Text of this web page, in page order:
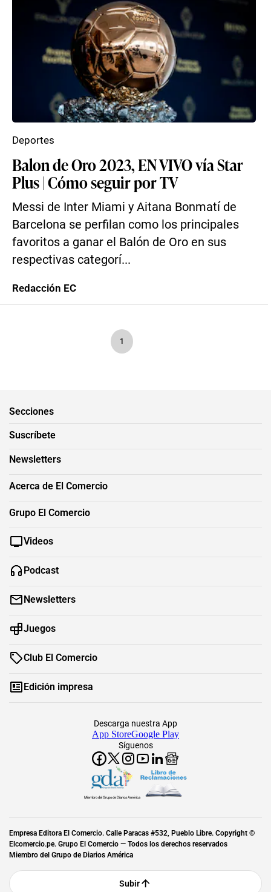
Balon de Oro 2023, EN VIVO vía Star
Plus | Cómo seguir por TV
Messi de Inter Miami y Aitana Bonmatí de
Barcelona se perfilan como los principales
favoritos a ganar el Balón de Oro en sus
respectivas categorí...
Deportes
Redacción EC
1
Secciones
Suscríbete
Newsletters
Acerca de El Comercio
Grupo El Comercio
Videos
Podcast
Newsletters
Juegos
Club El Comercio
Edición impresa
Síguenos
Descarga nuestra App
App StoreGoogle Play
Miembro del Grupo de Diarios América
Empresa Editora El Comercio. Calle Paracas #532, Pueblo Libre. Copyright ©
Elcomercio.pe. Grupo El Comercio — Todos los derechos reservados
Miembro del Grupo de Diarios América
Subir